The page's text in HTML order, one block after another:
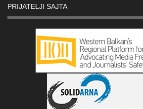
PRIJATELJI SAJTA